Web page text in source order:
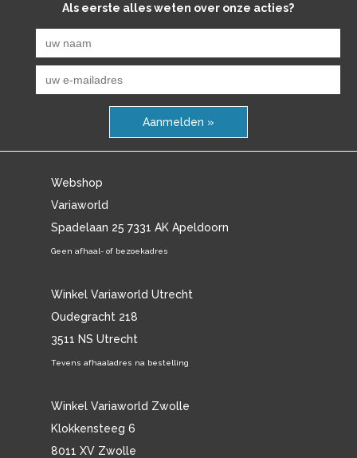
Als eerste alles weten over onze acties?
Aanmelden »
Webshop
Variaworld
Spadelaan 25 7331 AK Apeldoorn
Geen afhaal- of bezoekadres
Winkel Variaworld Utrecht
Oudegracht 218
3511 NS Utrecht
Tevens afhaaladres na bestelling
Winkel Variaworld Zwolle
Klokkensteeg 6
8011 XV Zwolle